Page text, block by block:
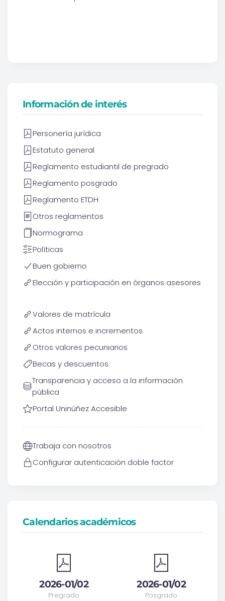
Información de interés
Personería jurídica
Estatuto general
Reglamento estudiantil de pregrado
Reglamento posgrado
Reglamento ETDH
Otros reglamentos
Normograma
Políticas
Buen gobierno
Elección y participación en órganos asesores
Valores de matrícula
Actos internos e incrementos
Otros valores pecuniarios
Becas y descuentos
Transparencia y acceso a la información
pública
Portal Uninúñez Accesible
Trabaja con nosotros
Configurar autenticación doble factor
Calendarios académicos
2026-01/02
Pregrado
2026-01/02
Posgrado